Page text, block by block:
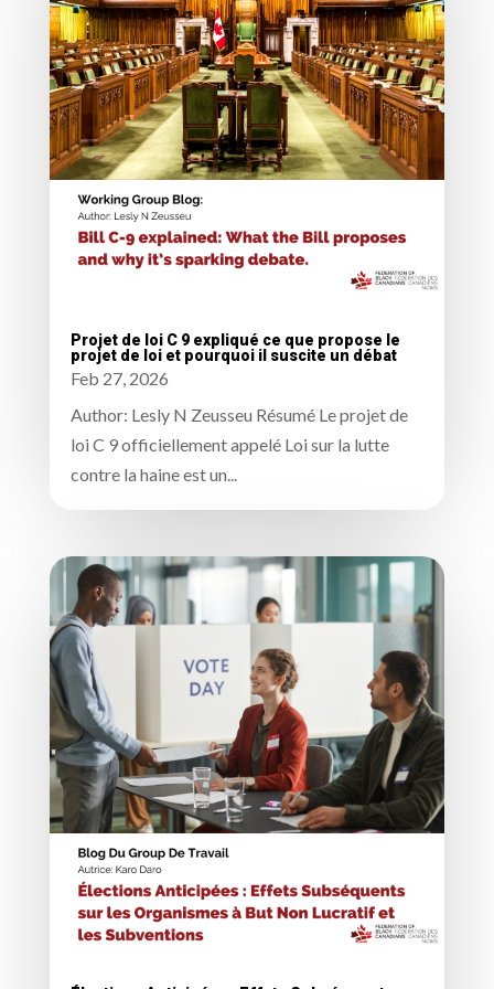
Projet de loi C 9 expliqué ce que propose le
projet de loi et pourquoi il suscite un débat
Feb 27, 2026
Author: Lesly N Zeusseu Résumé Le projet de
loi C 9 officiellement appelé Loi sur la lutte
contre la haine est un...